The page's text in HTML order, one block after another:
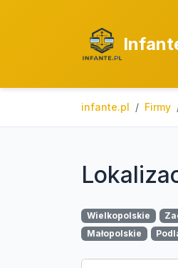
infante.pl Firmy
Wielkopolskie
Małopolskie